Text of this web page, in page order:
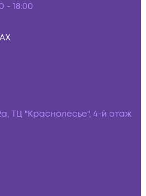
- 18:00
ТЦ "Краснолесье", 4-й этаж